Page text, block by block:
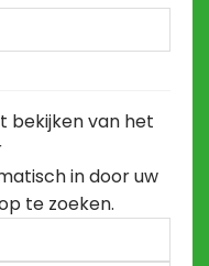
bekijken van het
in door uw
te zoeken.